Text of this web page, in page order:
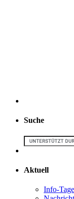
Suche
Aktuell
Info-Tage